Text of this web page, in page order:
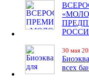
30 мая
всех